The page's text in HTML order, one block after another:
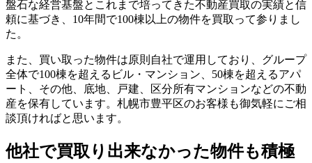
盤石な経営基盤とこれまで培ってきた不動産買取の実績と信
頼に基づき、10年間で100棟以上の物件を買取って参りまし
た。
また、買い取った物件は原則自社で運用しており、グループ
全体で100棟を超えるビル・マンション、50棟を超えるアパ
ート、その他、底地、戸建、区分所有マンションなどの不動
産を保有しています。札幌市豊平区のお客様も御気軽にご相
談頂ければと思います。
他社で買取り出来なかった物件も積極